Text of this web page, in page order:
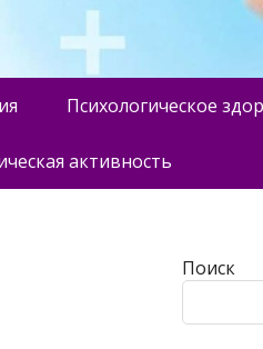
Психологическое
активность
Поиск